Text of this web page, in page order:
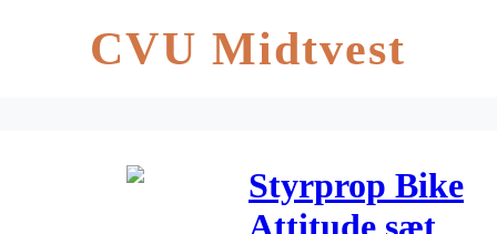
CVU Midtvest
Styrprop Bike